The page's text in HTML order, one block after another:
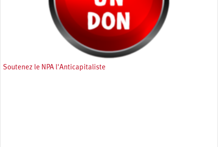
Soutenez le NPA l'Anticapitaliste